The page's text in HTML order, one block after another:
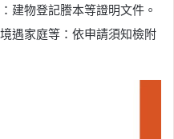
建物登記謄本等證明文件。
遇家庭等：依申請須知檢附